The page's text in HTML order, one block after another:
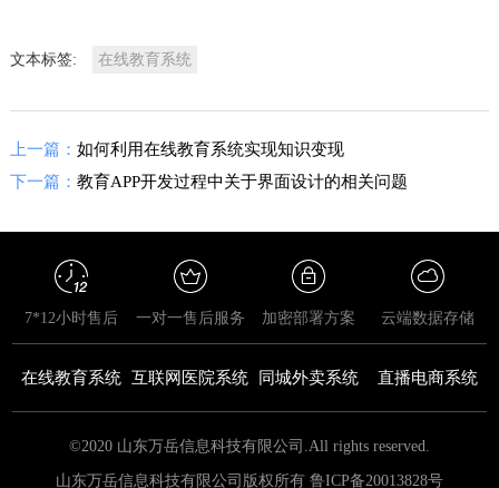
文本标签: 在线教育系统
上一篇： 如何利用在线教育系统实现知识变现
下一篇： 教育APP开发过程中关于界面设计的相关问题
7*12小时售后 一对一售后服务 加密部署方案 云端数据存储
在线教育系统 互联网医院系统 同城外卖系统 直播电商系统
©2020 山东万岳信息科技有限公司.All rights reserved.
山东万岳信息科技有限公司版权所有 鲁ICP备20013828号